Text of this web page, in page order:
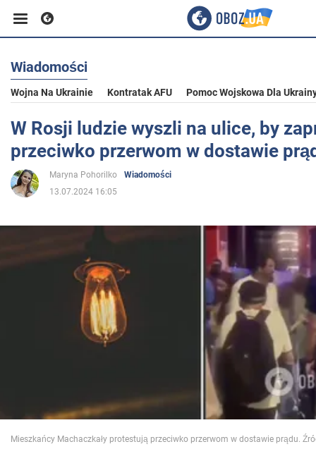
Biznes
Sport
Rozrywka
Polityka
Społeczeństwo
Wojna na Ukrainie
Jedzenie
Wiadomości
Wojna Na Ukrainie Kontratak AFU Pomoc Wojskowa Dla
W Rosji ludzie wyszli na ulice, by
przeciwko przerwom w dostawie
Maryna Pohorilko
Wiadomości
13.07.2024 16:05
Mieszkańcy Machaczkały protestują przeciwko przerwom w dostawie prądu.